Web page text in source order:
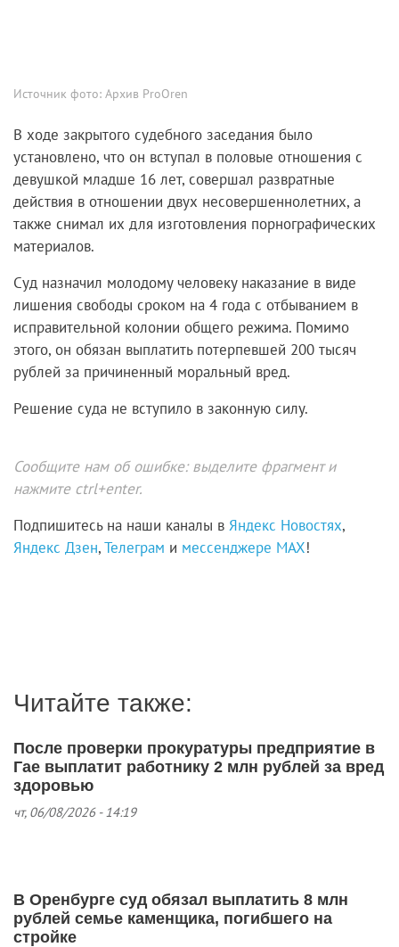
Источник фото: Архив ProOren
В ходе закрытого судебного заседания было
установлено, что он вступал в половые отношения с
девушкой младше 16 лет, совершал развратные
действия в отношении двух несовершеннолетних, а
также снимал их для изготовления порнографических
материалов.
Суд назначил молодому человеку наказание в виде
лишения свободы сроком на 4 года с отбыванием в
исправительной колонии общего режима. Помимо
этого, он обязан выплатить потерпевшей 200 тысяч
рублей за причиненный моральный вред.
Решение суда не вступило в законную силу.
Сообщите нам об ошибке: выделите фрагмент и
нажмите ctrl+enter.
Подпишитесь на наши каналы в Яндекс Новостях,
Яндекс Дзен,Телеграм и мессенджере MAX!
Читайте также:
После проверки прокуратуры предприятие в
Гае выплатит работнику 2 млн рублей за вред
здоровью
чт, 06/08/2026 - 14:19
В Оренбурге суд обязал выплатить 8 млн
рублей семье каменщика, погибшего на
стройке